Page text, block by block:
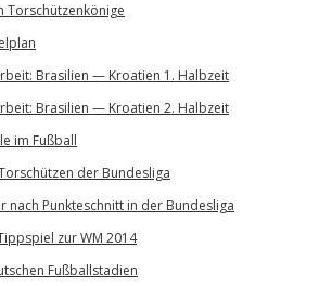
Torschützenkönige
Brasilien — Kroatien 1. Halbzeit
Brasilien — Kroatien 2. Halbzeit
im Fußball
der Bundesliga
nach Punkteschnitt in der Bundesliga
zur WM 2014
Fußballstadien